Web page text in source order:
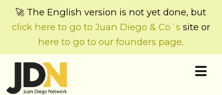
🚀 The English version is not yet done, but
click here to go to Juan Diego & Co´s site or
here to go to our founders page.